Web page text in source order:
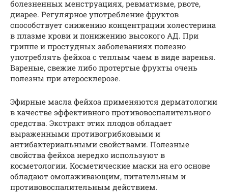
болезненных менструациях, ревматизме, рвоте,
диарее. Регулярное употребление фруктов
способствует снижению концентрации холестерина
в плазме крови и понижению высокого АД. При
гриппе и простудных заболеваниях полезно
употреблять фейхоа с теплым чаем в виде варенья.
Вареные, свежие либо протертые фрукты очень
полезны при атеросклерозе.
Эфирные масла фейхоа применяются дерматологии
в качестве эффективного противовоспалительного
средства. Экстракт этих плодов обладает
выраженными противогрибковыми и
антибактериальными свойствами. Полезные
свойства фейхоа нередко используют в
косметологии. Косметические маски на его основе
обладают омолаживающим, питательным и
противовоспалительным действием.